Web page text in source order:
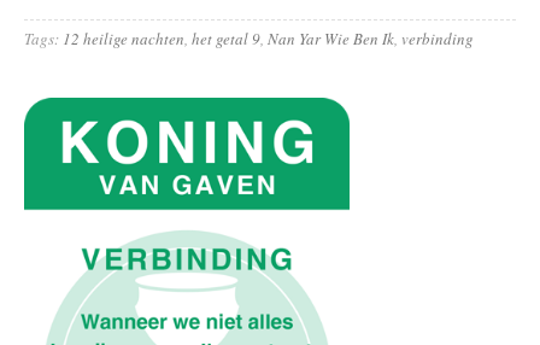
Tags: 12 heilige nachten het getal 9 Nan Yar Wie Ben Ik verbinding